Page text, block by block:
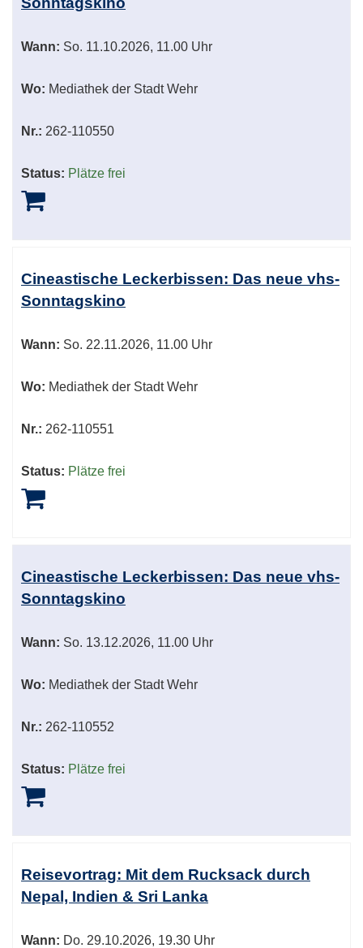
sortiert
Wann: So. 11.10.2026, 11.00 Uhr
Wo: Mediathek der Stadt Wehr
Nr.: 262-110550
Status: Plätze frei
Cineastische Leckerbissen: Das neue vhs-
Sonntagskino
Wann: So. 22.11.2026, 11.00 Uhr
Wo: Mediathek der Stadt Wehr
Nr.: 262-110551
Status: Plätze frei
Cineastische Leckerbissen: Das neue vhs-
Sonntagskino
Wann: So. 13.12.2026, 11.00 Uhr
Wo: Mediathek der Stadt Wehr
Nr.: 262-110552
Status: Plätze frei
Reisevortrag: Mit dem Rucksack durch
Nepal, Indien & Sri Lanka
Wann: Do. 29.10.2026, 19.30 Uhr